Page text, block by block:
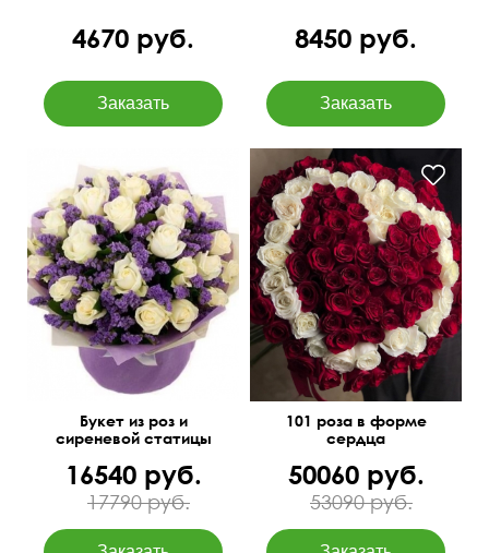
4670 руб. 8450 руб.
50 см 45 см
Букет из роз и
сиреневой статицы
16540 руб.
17790 руб.
I love you
101 роза в форме
сердца
50060 руб.
53090 руб.